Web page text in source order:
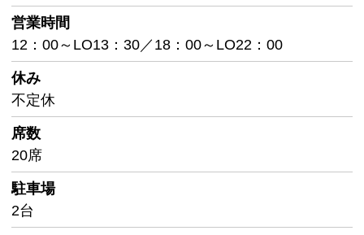
営業時間
12：00～LO13：30／18：00～LO22：00
休み
不定休
席数
20席
駐車場
2台